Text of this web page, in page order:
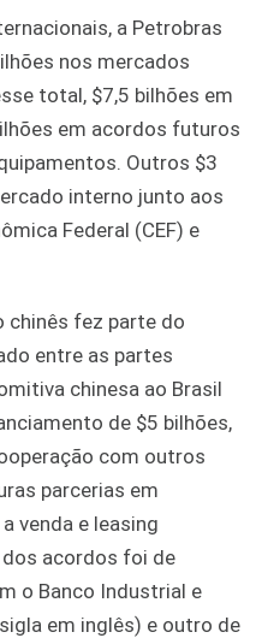
a Petrobras
nos mercados
total, $7,5 bilhões em
em acordos futuros
Outros $3
interno junto aos
Federal (CEF) e
chinês fez parte do
entre as partes
chinesa ao Brasil
de $5 bilhões,
com outros
parcerias em
venda e leasing
acordos foi de
o Banco Industrial e
em inglês) e outro de